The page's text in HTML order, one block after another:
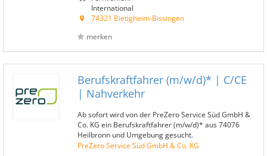
International
74321 Bietigheim-Bissingen
merken
Berufskraftfahrer (m/w/d)* | C/CE
| Nahverkehr
Ab sofort wird von der PreZero Service Süd GmbH &
Co. KG ein Berufskraftfahrer (m/w/d)* aus 74076
Heilbronn und Umgebung gesucht.
PreZero Service Süd GmbH & Co. KG